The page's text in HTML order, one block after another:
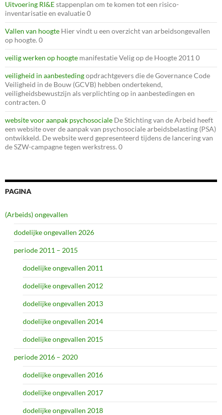
Uitvoering RI&Estappenplan om te komen tot een risico-
inventarisatie en evaluatie 0
Vallen van hoogte Hier vindt u een overzicht van arbeidsongevallen
op hoogte. 0
veilig werken op hoogte manifestatie Velig op de Hoogte 2011 0
veiligheid in aanbestedingopdrachtgevers die de Governance Code
Veiligheid in de Bouw (GCVB) hebben ondertekend,
veiligheidsbewustzijn als verplichting op in aanbestedingen en
contracten. 0
website voor aanpak psychosociale De Stichting van de Arbeid heeft
een website over de aanpak van psychosociale arbeidsbelasting (PSA)
ontwikkeld. De website werd gepresenteerd tijdens de lancering van
de SZW-campagne tegen werkstress. 0
PAGINA
(Arbeids) ongevallen
dodelijke ongevallen 2026
periode 2011 – 2015
dodelijke ongevallen 2011
dodelijke ongevallen 2012
dodelijke ongevallen 2013
dodelijke ongevallen 2014
dodelijke ongevallen 2015
periode 2016 – 2020
dodelijke ongevallen 2016
dodelijke ongevallen 2017
dodelijke ongevallen 2018